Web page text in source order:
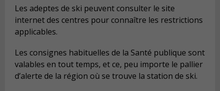
Les adeptes de ski peuvent consulter le site
internet des centres pour connaître les restrictions
applicables.
Les consignes habituelles de la Santé publique sont
valables en tout temps, et ce, peu importe le pallier
d’alerte de la région où se trouve la station de ski.